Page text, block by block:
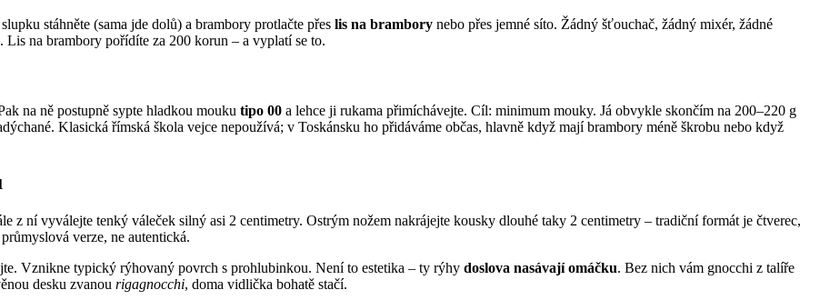
stáhněte (sama jde dolů) a brambory protlačte přes lis na brambory nebo přes jemné síto. Žádný šťouchač, žádný mixér, žádné
na brambory pořídíte za 200 korun – a vyplatí se to.
na ně postupně sypte hladkou mouku tipo 00 a lehce ji rukama přimíchávejte. Cíl: minimum mouky. Já obvykle skončím na 200–220 g
Klasická římská škola vejce nepoužívá; v Toskánsku ho přidáváme občas, hlavně když mají brambory méně škrobu nebo když
z ní vyválejte tenký váleček silný asi 2 centimetry. Ostrým nožem nakrájejte kousky dlouhé taky 2 centimetry – tradiční formát je čtverec,
verze, ne autentická.
Vznikne typický rýhovaný povrch s prohlubinkou. Není to estetika – ty rýhy doslova nasávají omáčku. Bez nich vám gnocchi z talíře
desku zvanou rigagnocchi, doma vidlička bohatě stačí.